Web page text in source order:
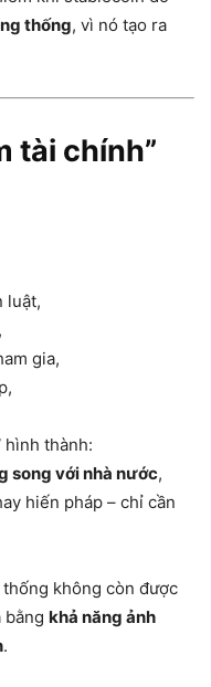
thống, vì nó tạo ra
tài chính”
luật,
gia,
hình thành:
song với nhà nước,
hiến pháp – chỉ cần
không còn được
bằng khả năng ảnh
.